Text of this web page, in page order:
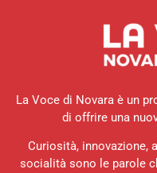
La Voce di Novara è un
di offrire una
Curiosità, innovazione,
socialità sono le parole